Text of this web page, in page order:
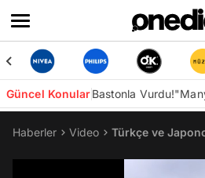
Güncel KonularBastonla Vurdu!
Haberler Video Türkçe ve